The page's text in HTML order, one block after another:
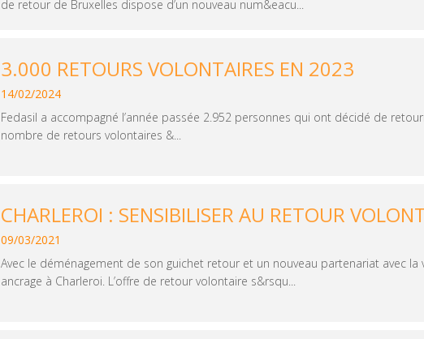
de retour de Bruxelles dispose d’un nouveau num&eacu...
3.000 RETOURS VOLONTAIRES EN 2023
14/02/2024
Fedasil a accompagné l’année passée 2.952 personnes qui ont décidé de
nombre de retours volontaires &...
CHARLEROI : SENSIBILISER AU RETOUR
09/03/2021
Avec le déménagement de son guichet retour et un nouveau partenariat avec la
ancrage à Charleroi. L’offre de retour volontaire s&rsqu...